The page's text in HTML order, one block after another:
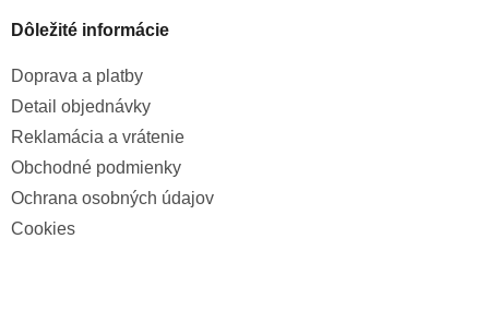
Dôležité informácie
Doprava a platby
Detail objednávky
Reklamácia a vrátenie
Obchodné podmienky
Ochrana osobných údajov
Cookies